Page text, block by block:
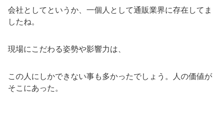
会社としてというか、一個人として通販業界に存在してま
したね。
現場にこだわる姿勢や影響力は、
この人にしかできない事も多かったでしょう。人の価値が
そこにあった。